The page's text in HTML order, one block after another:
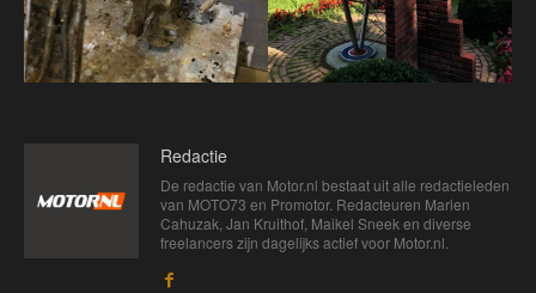
Redactie
De redactie van Motor.nl bestaat uit alle redactieleden
van MOTO73 en Promotor. Redacteuren Marien
Cahuzak, Jan Kruithof, Maikel Sneek en diverse
freelancers zijn dagelijks actief voor Motor.nl.